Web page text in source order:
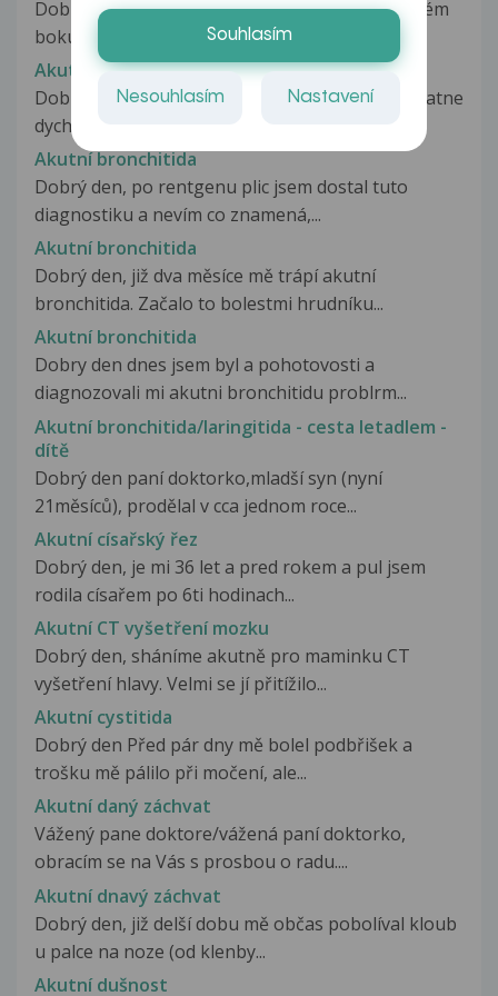
Dobrý den . Mam už 3 dny bolesti břicha v pravém
boku . Mela sem zvysenou...
Akutni bronchitida
Dobry den, Před 3 tydny pro bolesti v krku a spatne
dychani naordinovan PL...
Akutní bronchitida
Dobrý den, po rentgenu plic jsem dostal tuto
diagnostiku a nevím co znamená,...
Akutní bronchitida
Dobrý den, již dva měsíce mě trápí akutní
bronchitida. Začalo to bolestmi hrudníku...
Akutní bronchitida
Dobry den dnes jsem byl a pohotovosti a
diagnozovali mi akutni bronchitidu problrm...
Akutní bronchitida/laringitida - cesta letadlem -
dítě
Dobrý den paní doktorko,mladší syn (nyní
21měsíců), prodělal v cca jednom roce...
Akutní císařský řez
Dobrý den, je mi 36 let a pred rokem a pul jsem
rodila císařem po 6ti hodinach...
Akutní CT vyšetření mozku
Dobrý den, sháníme akutně pro maminku CT
vyšetření hlavy. Velmi se jí přitížilo...
Akutní cystitida
Dobrý den Před pár dny mě bolel podbřišek a
trošku mě pálilo při močení, ale...
Akutní daný záchvat
Vážený pane doktore/vážená paní doktorko,
obracím se na Vás s prosbou o radu....
Akutní dnavý záchvat
Dobrý den, již delší dobu mě občas pobolíval kloub
u palce na noze (od klenby...
Akutní dušnost
Souhlasím
Nesouhlasím Nastavení